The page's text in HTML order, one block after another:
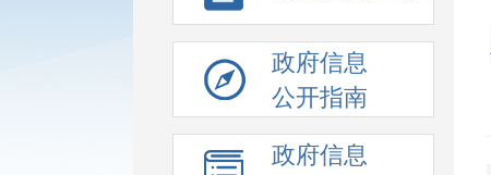
政府信息
公开指南
政府信息